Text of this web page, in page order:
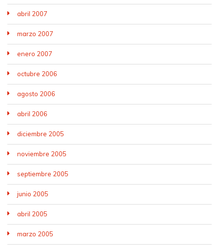
abril 2007
marzo 2007
enero 2007
octubre 2006
agosto 2006
abril 2006
diciembre 2005
noviembre 2005
septiembre 2005
junio 2005
abril 2005
marzo 2005